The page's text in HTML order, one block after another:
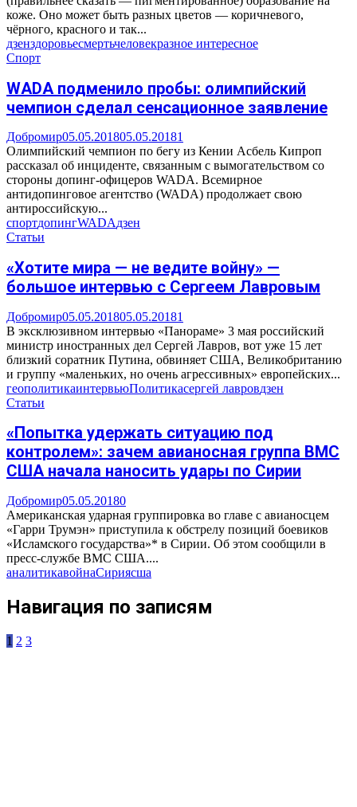
коже. Оно может быть разных цветов — коричневого,
чёрного, красного и так...
дзенздоровьесмертьчеловекразное интересное
Спорт
WADA подменило пробы: олимпийский
чемпион сделал сенсационное заявление
Добромир05.05.201805.05.20181
Олимпийский чемпион по бегу из Кении Асбель Кипроп
рассказал об инциденте, связанным с вымогательством со
стороны допинг-офицеров WADA. Всемирное
антидопинговое агентство (WADA) продолжает свою
антироссийскую...
спортдопингWADAдзен
Статьи
«Хотите мира — не ведите войну» —
большое интервью с Сергеем Лавровым
Добромир05.05.201805.05.20181
В эксклюзивном интервью «Панораме» 3 мая российский
министр иностранных дел Сергей Лавров, вот уже 15 лет
близкий соратник Путина, обвиняет США, Великобританию
и группу «маленьких, но очень агрессивных» европейских...
геополитикаинтервьюПолитикасергей лавровдзен
Статьи
«Попытка удержать ситуацию под
контролем»: зачем авианосная группа ВМС
США начала наносить удары по Сирии
Добромир05.05.20180
Американская ударная группировка во главе с авианосцем
«Гарри Трумэн» приступила к обстрелу позиций боевиков
«Исламского государства»* в Сирии. Об этом сообщили в
пресс-службе ВМС США....
аналитикавойнаСириясша
Навигация по записям
1 2 3